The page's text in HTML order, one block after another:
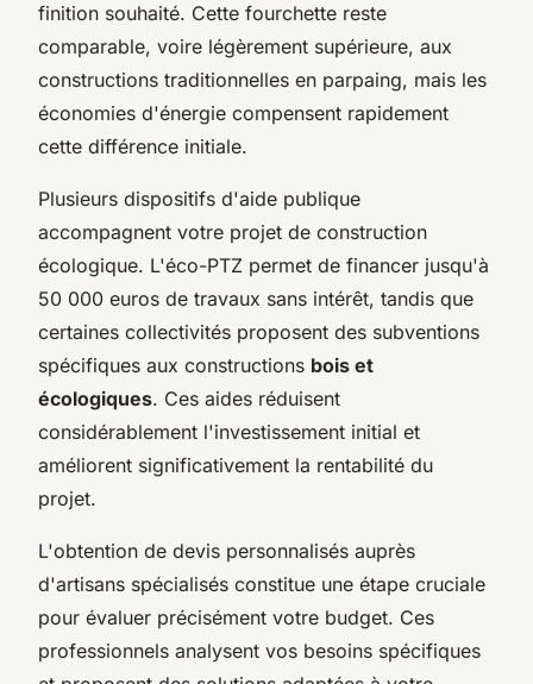
finition souhaité. Cette fourchette reste
comparable, voire légèrement supérieure, aux
constructions traditionnelles en parpaing, mais les
économies d'énergie compensent rapidement
cette différence initiale.
Plusieurs dispositifs d'aide publique
accompagnent votre projet de construction
écologique. L'éco-PTZ permet de financer jusqu'à
50 000 euros de travaux sans intérêt, tandis que
certaines collectivités proposent des subventions
spécifiques aux constructions bois et
écologiques. Ces aides réduisent
considérablement l'investissement initial et
améliorent significativement la rentabilité du
projet.
L'obtention de devis personnalisés auprès
d'artisans spécialisés constitue une étape cruciale
pour évaluer précisément votre budget. Ces
professionnels analysent vos besoins spécifiques